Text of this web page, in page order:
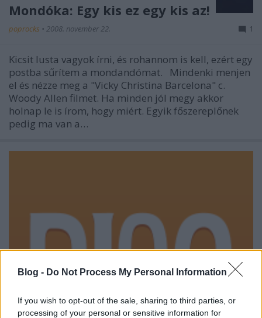
Blog - Do Not Process My Personal Information
If you wish to opt-out of the sale, sharing to third parties, or
processing of your personal or sensitive information for
Mondóka: Egy kis ez egy kis az!
poprocks • 2008. november 22. 1
Kicsit lusta vagyok írni, és rohannom is kell, ezért egy
postba sűrítem a mondandómat. Mindenki menjen
el és nézze meg a "Vicky Christina Barcelona" c.
Woody Allen filmet. Ha minden jól megy akkor
holnap le is írom, hogy miért. Egyik főszereplőnek
pedig ma van a…